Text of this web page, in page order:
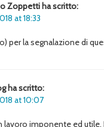
Zoppetti ha scritto:
at 18:33
per la segnalazione di
ha scritto:
at 10:07
lavoro imponente ed